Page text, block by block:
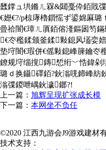
瓥鐣ュ垬鏅ㄦ槑&閮戞伜銆戝
€嬨€?/p椋庨櫓鎻愮ず鍙婂厤
曡祫闇€璋ㄦ厧銆傛湰鏂囦笉
€冭檻鍒颁釜鍒敤鎴风壒娈
垫垨闇€瑕併€傜敤鎴峰簲鑰冭
鐐规垨缁撹鏄惁绗﹀悎鍏剁
璐ｄ换鑷礋銆?鈥滃唴鍗峰紡
滃弽鍐呭嵎鈥濊鎯?!
上一篇： 旭辉呈现扩张成长模
下一篇： 本网坐不负任
©2020 江西九游会J9游戏建材
技术支持：